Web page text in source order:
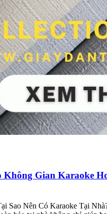
Không Gian Karaoke
Sao Nên Có Karaoke Tại